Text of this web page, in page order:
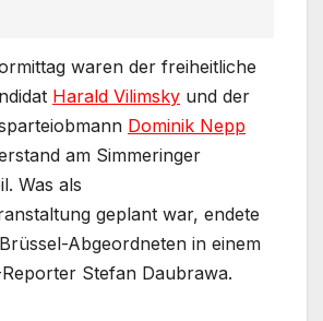
waren der freiheitliche
Harald Vilimsky und der
Dominik Nepp
am Simmeringer
Was als
geplant war, endete
Abgeordneten in einem
Stefan Daubrawa.